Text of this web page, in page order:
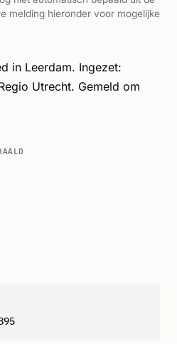
melding hieronder voor mogelijke
in Leerdam. Ingezet:
Utrecht. Gemeld om